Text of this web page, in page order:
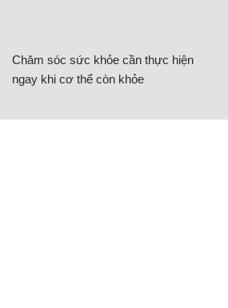
Chăm sóc sức khỏe cần thực hiện
ngay khi cơ thể còn khỏe